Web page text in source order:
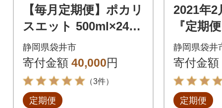
【毎月定期便】ポカリ
スエット 500ml×24本
全3回
静岡県袋井市
寄付金額 40,000円
（3件）
定期便
2021年2
『定期
ポカリ
l×24本
静岡県袋井
寄付金額
定期便